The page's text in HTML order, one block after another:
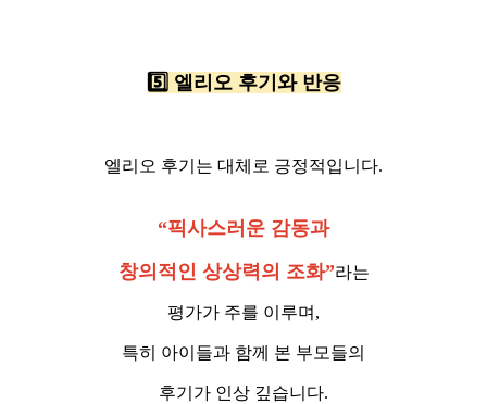
5️⃣ 엘리오 후기와 반응
엘리오 후기는 대체로 긍정적입니다.
“픽사스러운 감동과
창의적인 상상력의 조화”라는
평가가 주를 이루며,
특히 아이들과 함께 본 부모들의
후기가 인상 깊습니다.